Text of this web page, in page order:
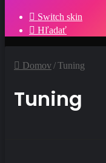
Switch skin
Hľadať
Domov/Tuning
Tuning